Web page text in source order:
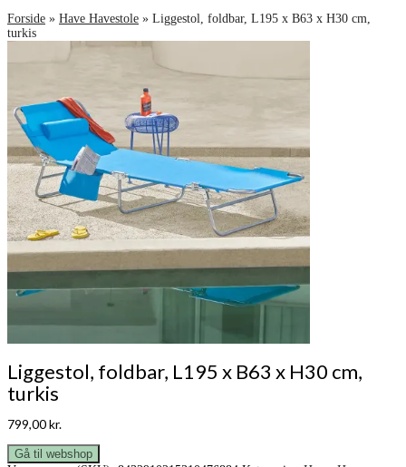
Forside » Have Havestole » Liggestol, foldbar, L195 x B63 x H30 cm,
turkis
Liggestol, foldbar, L195 x B63 x H30 cm,
turkis
799,00kr.
Gå til webshop